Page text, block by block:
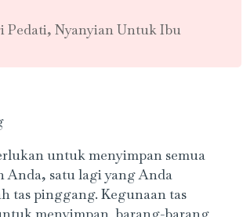
Pedati, Nyanyian Untuk Ibu
untuk menyimpan semua
Anda, satu lagi yang Anda
tas pinggang. Kegunaan tas
menyimpan barang-barang